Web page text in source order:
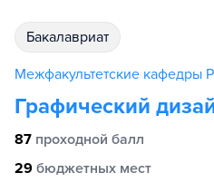
бакалавриат
Межфакультетские кафедры
Графический
87 проходной балл
29 бюджетных мест